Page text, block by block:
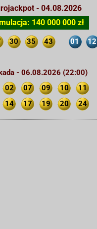
- 04.08.2026
140 000 000 zł
30 35 43 01 12
- 06.08.2026 (22:00)
02 07 09 10
11
14 17 19 20 24